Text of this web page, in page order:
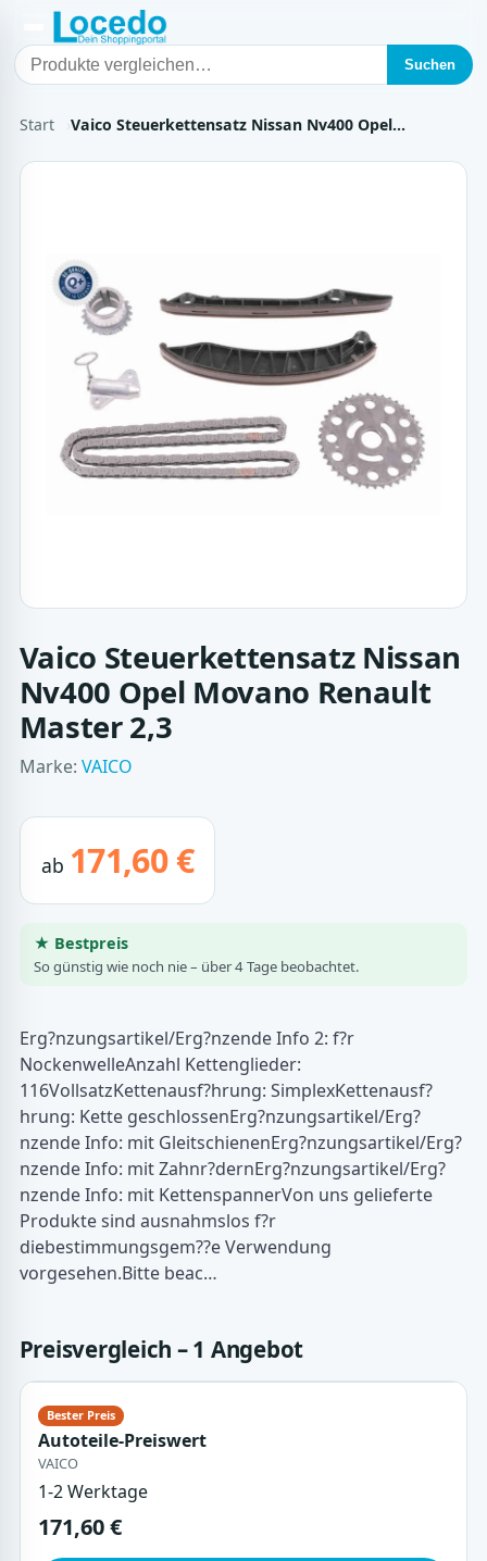
Suchen
Start Vaico Steuerkettensatz Nissan Nv400 Opel…
Vaico Steuerkettensatz Nissan
Nv400 Opel Movano Renault
Master 2,3
Marke: VAICO
ab 171,60 €
★ Bestpreis
So günstig wie noch nie – über 4 Tage beobachtet.
Erg?nzungsartikel/Erg?nzende Info 2: f?r
NockenwelleAnzahl Kettenglieder:
116VollsatzKettenausf?hrung: SimplexKettenausf?
hrung: Kette geschlossenErg?nzungsartikel/Erg?
nzende Info: mit GleitschienenErg?nzungsartikel/Erg?
nzende Info: mit Zahnr?dernErg?nzungsartikel/Erg?
nzende Info: mit KettenspannerVon uns gelieferte
Produkte sind ausnahmslos f?r
diebestimmungsgem??e Verwendung
vorgesehen.Bitte beac…
Preisvergleich – 1 Angebot
Autoteile-Preiswert
VAICO
1-2 Werktage
171,60 €